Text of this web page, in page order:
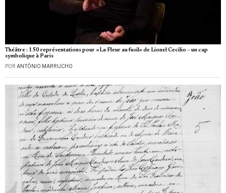
Théâtre : 150 représentations pour «La Fleur au fusil» de Lionel Cecilio – un cap
symbolique à Paris
POR ANTÓNIO MARRUCHO